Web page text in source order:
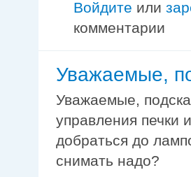
Войдите или
комментарии
Уважаемые,
Уважаемые,
управления печки
добраться до
снимать надо?